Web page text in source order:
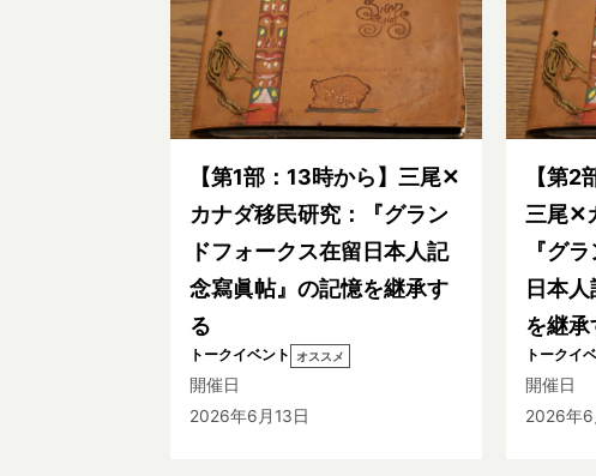
【第1部：13時から】三尾✕
カナダ移民研究：『グラン
ドフォークス在留日本人記
念寫眞帖』の記憶を継承す
る
トークイベント オススメ
開催日
2026年6月13日
【第2
三尾✕
『グ
日本
を継承
トークイ
開催日
2026年6